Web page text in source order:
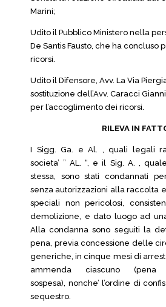
Marini;
Udito il Pubblico Ministero nella
De Santis Fausto, che ha concluso
ricorsi.
Udito il Difensore, Avv. La Via
sostituzione dell’Avv. Caracci
per l’accoglimento dei ricorsi.
RILEVA IN
I Sigg. Ga. e Al. , quali legali
societa’ ” AL. “, e il Sig. A. ,
stessa, sono stati condannati
senza autorizzazioni alla raccolta
speciali non pericolosi,
demolizione, e dato luogo ad
Alla condanna sono seguiti la
pena, previa concessione delle
generiche, in cinque mesi di
ammenda ciascuno (pena
sospesa), nonche’ l’ordine di
sequestro.